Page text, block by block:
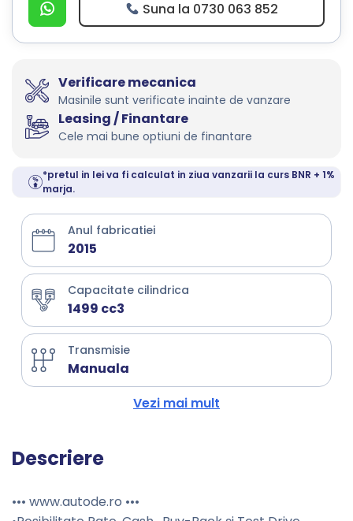
Suna la 0730 063 852
Verificare mecanica
Masinile sunt verificate inainte de vanzare
Leasing / Finantare
Cele mai bune optiuni de finantare
*pretul in lei va fi calculat in ziua vanzarii la curs BNR + 1%
marja.
Anul fabricatiei
2015
Capacitate cilindrica
1499 cc3
Transmisie
Manuala
Vezi mai mult
Descriere
••• www.autode.ro •••